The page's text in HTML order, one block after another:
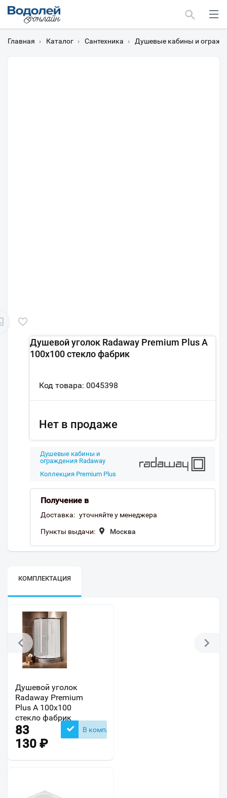
Главная › Каталог › Сантехника › Душевые кабины и
Душевой уголок Radaway Premium Plus A
100x100 стекло фабрик
Код товара: 0045398
Нет в продаже
Душевые кабины и
ограждения Radaway
Коллекция Premium Plus
Получение в
Доставка: уточняйте у менеджера
Пункты выдачи: Москва
КОМПЛЕКТАЦИЯ
Душевой уголок
Radaway Premium
Plus A 100x100
стекло фабрик
83
130 ₽
В комплекте